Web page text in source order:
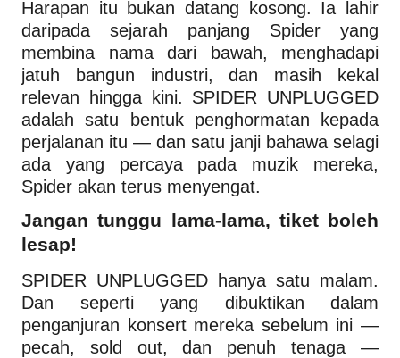
Harapan itu bukan datang kosong. Ia lahir
daripada sejarah panjang Spider yang
membina nama dari bawah, menghadapi
jatuh bangun industri, dan masih kekal
relevan hingga kini. SPIDER UNPLUGGED
adalah satu bentuk penghormatan kepada
perjalanan itu — dan satu janji bahawa selagi
ada yang percaya pada muzik mereka,
Spider akan terus menyengat.
Jangan tunggu lama-lama, tiket boleh
lesap!
SPIDER UNPLUGGED hanya satu malam.
Dan seperti yang dibuktikan dalam
penganjuran konsert mereka sebelum ini —
pecah, sold out, dan penuh tenaga —